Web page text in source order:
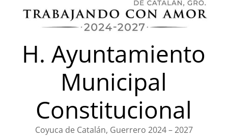
H. Ayuntamiento
Municipal
Constitucional
Coyuca de Catalán, Guerrero 2024 – 2027